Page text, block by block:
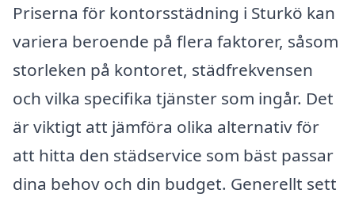
Priserna för kontorsstädning i Sturkö kan
variera beroende på flera faktorer, såsom
storleken på kontoret, städfrekvensen
och vilka specifika tjänster som ingår. Det
är viktigt att jämföra olika alternativ för
att hitta den städservice som bäst passar
dina behov och din budget. Generellt sett